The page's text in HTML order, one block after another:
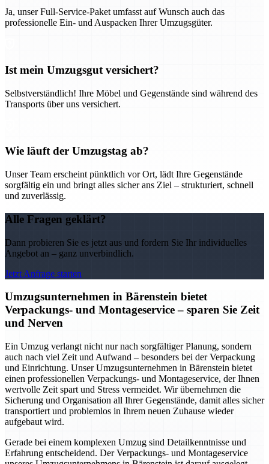
Ja, unser Full-Service-Paket umfasst auf Wunsch auch das
professionelle Ein- und Auspacken Ihrer Umzugsgüter.
Ist mein Umzugsgut versichert?
Selbstverständlich! Ihre Möbel und Gegenstände sind während des
Transports über uns versichert.
Wie läuft der Umzugstag ab?
Unser Team erscheint pünktlich vor Ort, lädt Ihre Gegenstände
sorgfältig ein und bringt alles sicher ans Ziel – strukturiert, schnell
und zuverlässig.
Alle Fragen geklärt?
Dann probieren Sie es jetzt aus und fordern Sie Ihr individuelles
Angebot an – ganz unverbindlich.
Jetzt Anfrage starten
Umzugsunternehmen in Bärenstein bietet
Verpackungs- und Montageservice – sparen Sie Zeit
und Nerven
Ein Umzug verlangt nicht nur nach sorgfältiger Planung, sondern
auch nach viel Zeit und Aufwand – besonders bei der Verpackung
und Einrichtung. Unser Umzugsunternehmen in Bärenstein bietet
einen professionellen Verpackungs- und Montageservice, der Ihnen
wertvolle Zeit spart und Stress vermeidet. Wir übernehmen die
Sicherung und Organisation all Ihrer Gegenstände, damit alles sicher
transportiert und problemlos in Ihrem neuen Zuhause wieder
aufgebaut wird.
Gerade bei einem komplexen Umzug sind Detailkenntnisse und
Erfahrung entscheidend. Der Verpackungs- und Montageservice